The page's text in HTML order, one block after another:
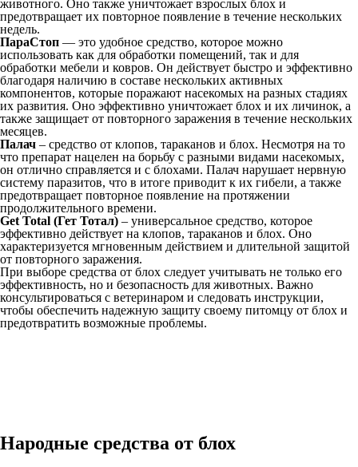
животного. Оно также уничтожает взрослых блох и
предотвращает их повторное появление в течение нескольких
недель.
ПараСтоп — это удобное средство, которое можно
использовать как для обработки помещений, так и для
обработки мебели и ковров. Он действует быстро и эффективно
благодаря наличию в составе нескольких активных
компонентов, которые поражают насекомых на разных стадиях
их развития. Оно эффективно уничтожает блох и их личинок, а
также защищает от повторного заражения в течение нескольких
месяцев.
Палач – средство от клопов, тараканов и блох. Несмотря на то
что препарат нацелен на борьбу с разными видами насекомых,
он отлично справляется и с блохами. Палач нарушает нервную
систему паразитов, что в итоге приводит к их гибели, а также
предотвращает повторное появление на протяжении
продолжительного времени.
Get Total (Гет Тотал) – универсальное средство, которое
эффективно действует на клопов, тараканов и блох. Оно
характеризуется мгновенным действием и длительной защитой
от повторного заражения.
При выборе средства от блох следует учитывать не только его
эффективность, но и безопасность для животных. Важно
консультироваться с ветеринаром и следовать инструкции,
чтобы обеспечить надежную защиту своему питомцу от блох и
предотвратить возможные проблемы.
Народные средства от блох